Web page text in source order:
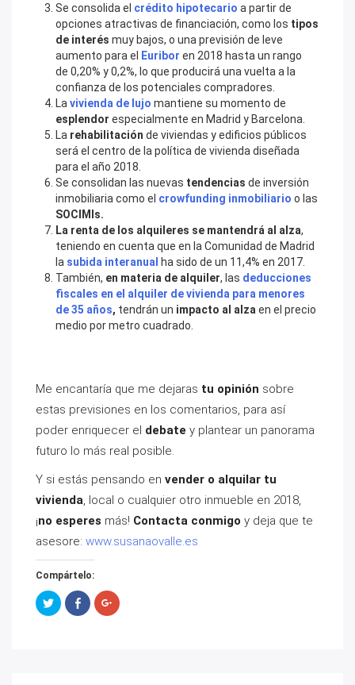
Se consolida el crédito hipotecario a partir de
opciones atractivas de financiación, como los tipos
de interés muy bajos, o una previsión de leve
aumento para el
Euribor en 2018 hasta un rango
de 0,20% y 0,2%, lo que producirá una vuelta a la
confianza de los potenciales compradores.
La vivienda de lujo mantiene su momento de
esplendor especialmente en Madrid y Barcelona.
La rehabilitación de viviendas y edificios públicos
será el centro de la política de vivienda diseñada
para el año 2018.
Se consolidan las nuevas tendencias de inversión
inmobiliaria como el crowfunding inmobiliario o las
SOCIMIs.
La renta de los alquileres se mantendrá al alza,
teniendo en cuenta que en la Comunidad de Madrid
la subida interanual
ha sido de un 11,4% en 2017.
También, en materia de alquiler, las deducciones
fiscales en el alquiler de vivienda para menores
de 35 años, tendrán un impacto al alza en el precio
medio por metro cuadrado.
Me encantaría que me dejaras tu opinión sobre
estas previsiones en los comentarios, para así
poder enriquecer el debate y plantear un panorama
futuro lo más real posible.
Y si estás pensando en vender o alquilar tu
vivienda, local o cualquier otro inmueble en 2018,
¡no esperes más! Contacta conmigo y deja que te
asesore: www.susanaovalle.es
Compártelo:
Haz
clic
para
Haz
clic
para
Haz
clic